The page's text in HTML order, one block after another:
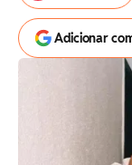
Adicionar